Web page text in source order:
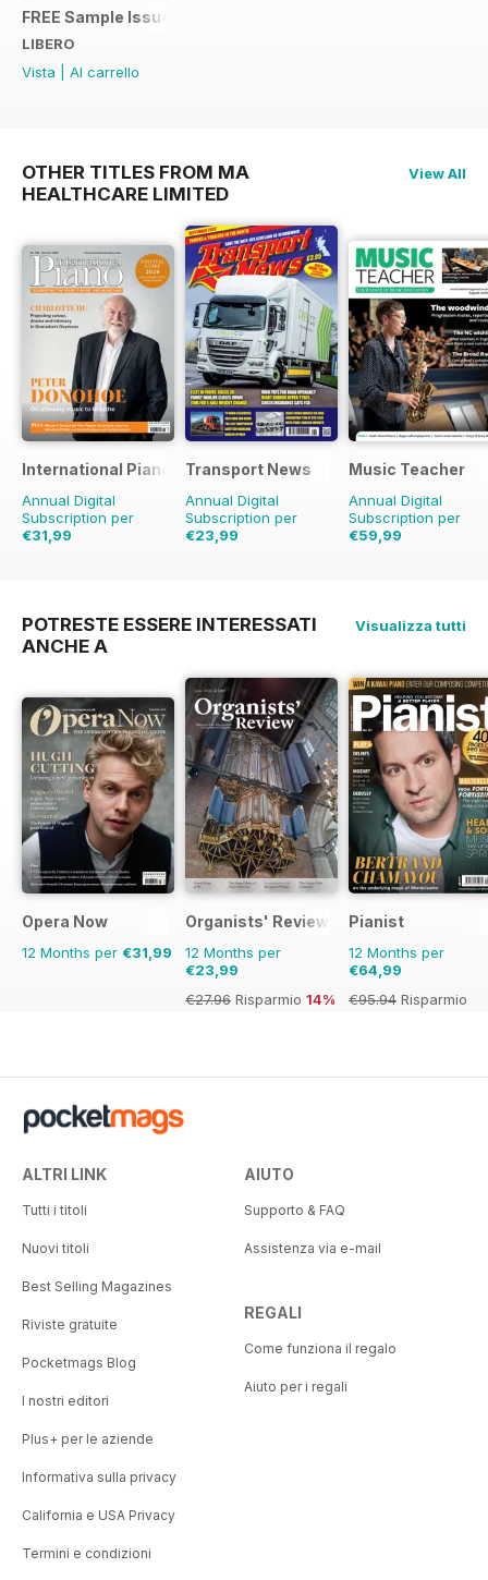
FREE Sample Issue
LIBERO
Vista
Al carrello
OTHER TITLES FROM MA
HEALTHCARE LIMITED
View All
International Piano
Annual Digital
Subscription per
€31,99
Transport News
Annual Digital
Subscription per
€23,99
Music Teacher
Annual Digital
Subscription per
€59,99
POTRESTE ESSERE INTERESSATI
ANCHE A
Visualizza tutti
Opera Now
12 Months per €31,99
Organists' Review
12 Months per
€23,99
€27.96 Risparmio 14%
Pianist
12 Months per
€64,99
€95.94 Risparmio
ALTRI LINK
Tutti i titoli
Nuovi titoli
Best Selling Magazines
Riviste gratuite
Pocketmags Blog
I nostri editori
Plus+ per le aziende
Informativa sulla privacy
California e USA Privacy
Termini e condizioni
AIUTO
Supporto & FAQ
Assistenza via e-mail
REGALI
Come funziona il regalo
Aiuto per i regali